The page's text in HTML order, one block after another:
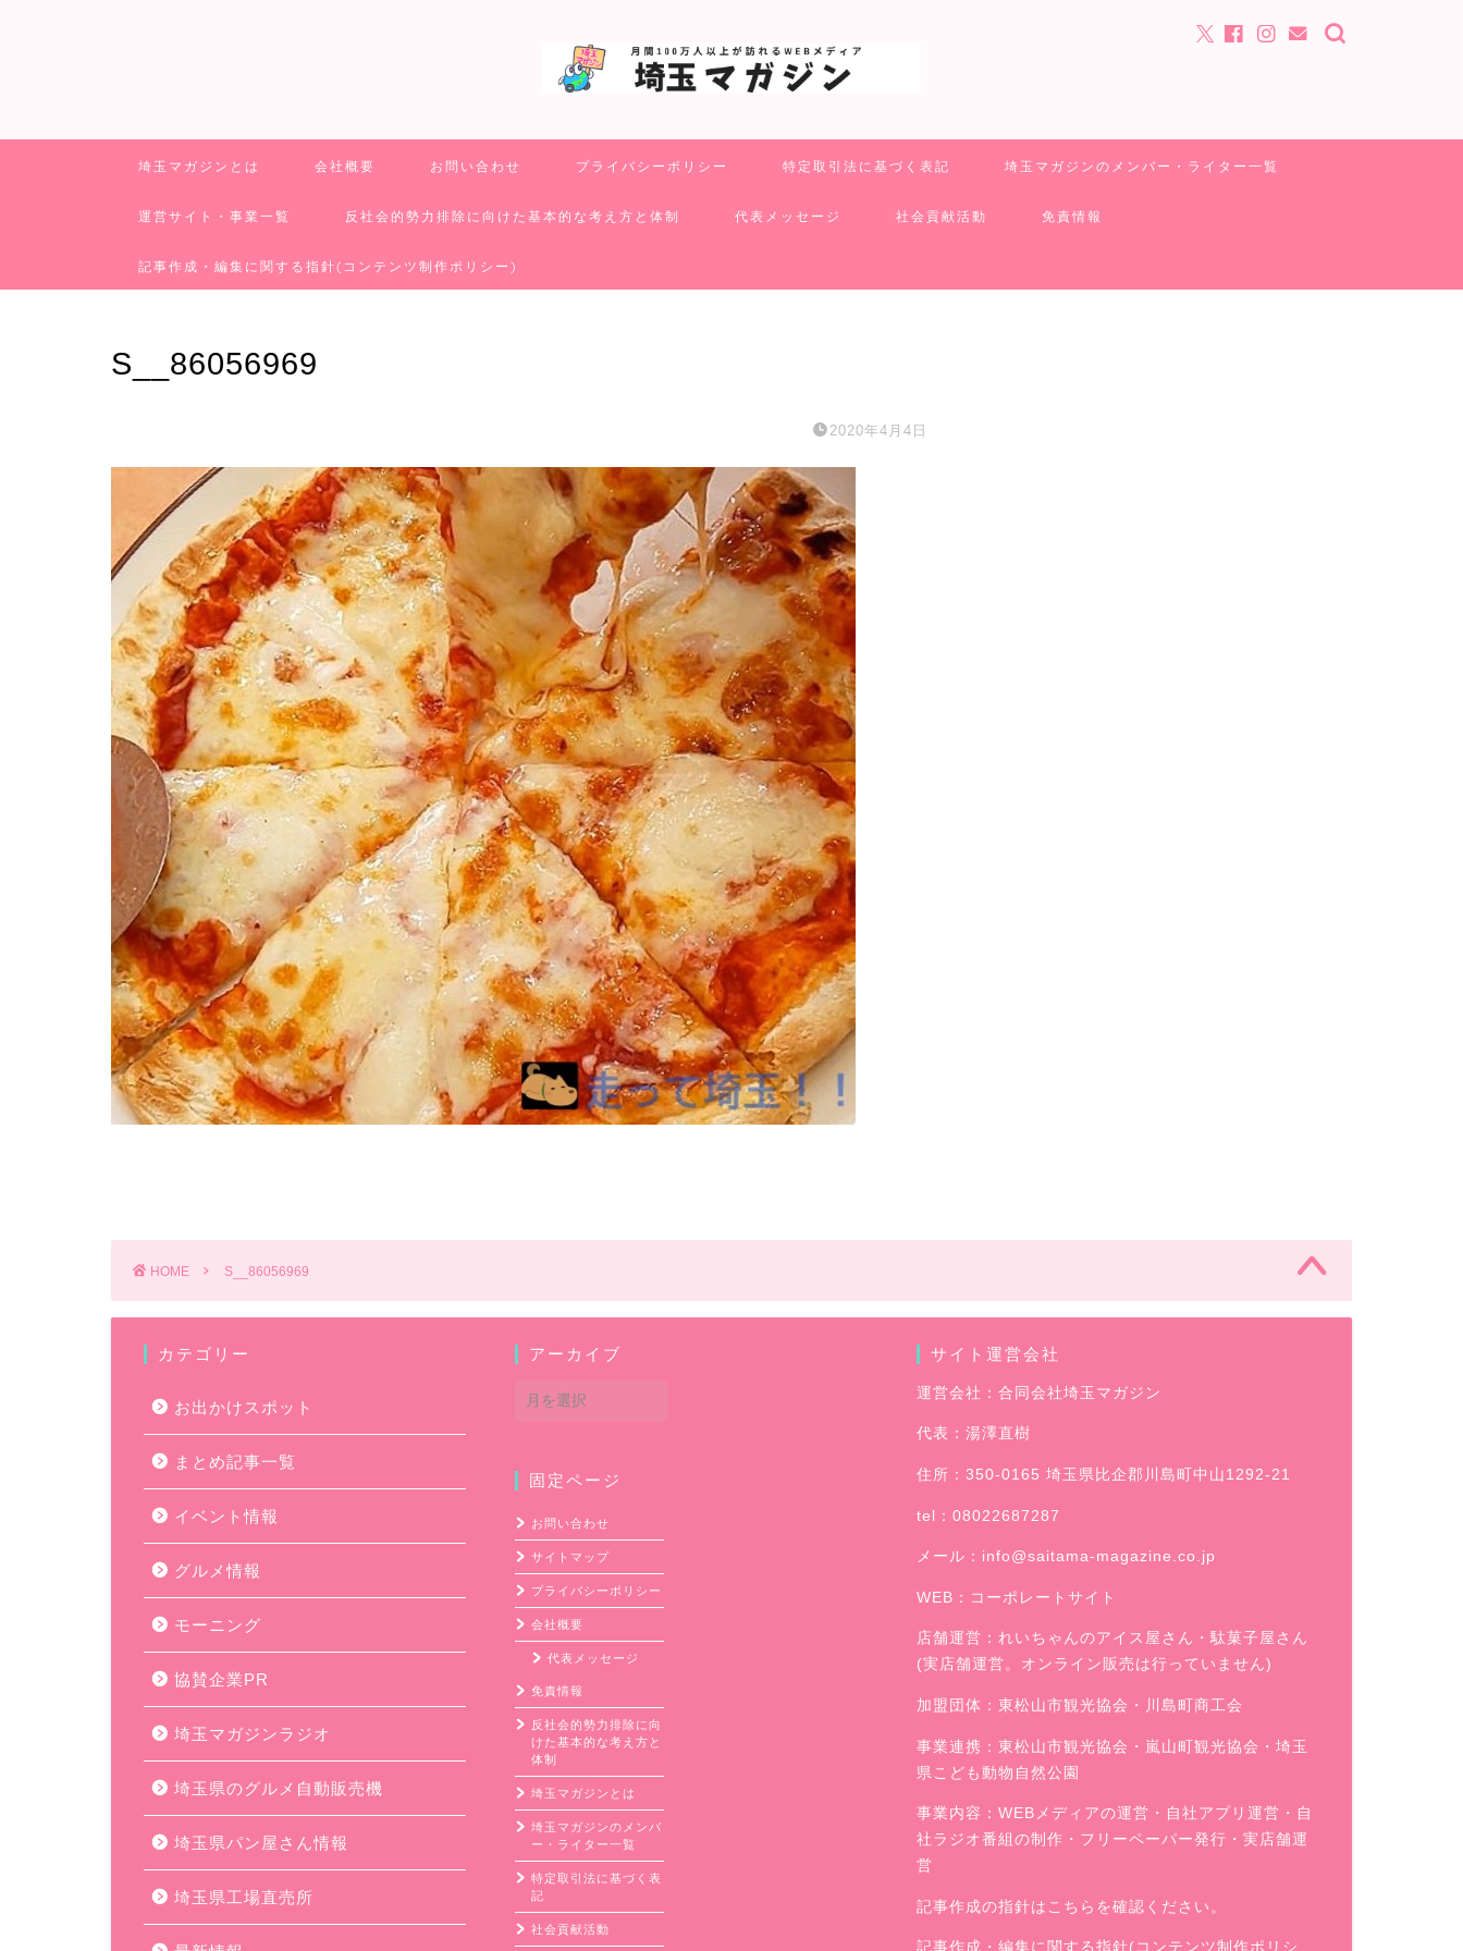
埼玉マガジンとは 会社概要 お問い合わせ プライバシーポリシー 特定取引法に基づく表記 埼玉マガジンのメンバー・ライター一覧
運営サイト・事業一覧 反社会的勢力排除に向けた基本的な考え方と体制 代表メッセージ 社会貢献活動 免責情報
記事作成・編集に関する指針(コンテンツ制作ポリシー)
S__86056969
2020年4月4日
HOME S__86056969
カテゴリー
お出かけスポット
まとめ記事一覧
イベント情報
グルメ情報
モーニング
協賛企業PR
埼玉マガジンラジオ
埼玉県のグルメ自動販売機
埼玉県パン屋さん情報
埼玉県工場直売所
アーカイブ
ア
ー
固定ページ
お問い合わせ
サイトマップ
プライバシーポリシー
会社概要
代表メッセージ
免責情報
反社会的勢力排除に向
けた基本的な考え方と
体制
埼玉マガジンとは
埼玉マガジンのメンバ
ー・ライター一覧
特定取引法に基づく表
記
社会貢献活動
サイト運営会社
運営会社：合同会社埼玉マガジン
代表：湯澤直樹
住所：350-0165 埼玉県比企郡川島町中山1292-21
tel：08022687287
メール： info@saitama-magazine.co.jp
WEB： コーポレートサイト
店舗運営：れいちゃんのアイス屋さん ・駄菓子屋さん
(実店舗運営。オンライン販売は行っていません)
加盟団体：東松山市観光協会・川島町商工会
事業連携：東松山市観光協会・嵐山町観光協会・埼玉
県こども動物自然公園
事業内容：WEBメディアの運営・自社アプリ運営・自
社ラジオ番組の制作・フリーペーパー発行・実店舗運
営
記事作成の指針はこちらを確認ください。
記事作成・編集に関する指針(コンテンツ制作ポリシ